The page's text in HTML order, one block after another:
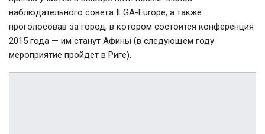
наблюдательного совета ILGA-Europe, а также
проголосовав за город, в котором состоится конференция
2015 года — им станут Афины (в следующем году
мероприятие пройдет в Риге).